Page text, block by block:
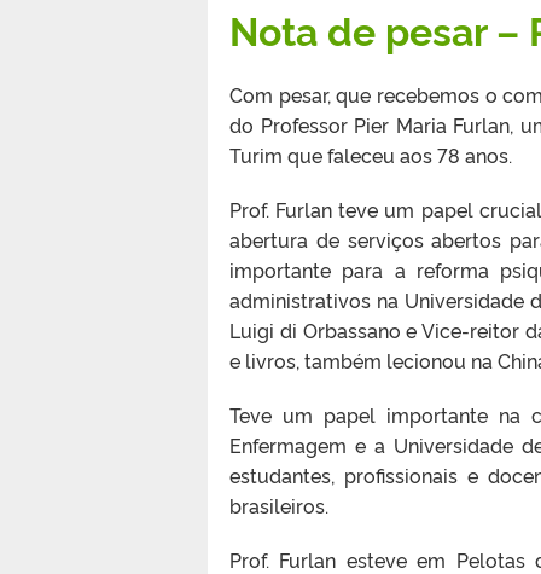
Nota de pesar –
Com pesar, que recebemos o
do Professor Pier Maria Furlan,
Turim que faleceu aos 78 anos.
Prof. Furlan teve um papel
abertura de serviços abertos
importante para a reforma
administrativos na Universidade
Luigi di Orbassano e Vice-reitor
e livros, também lecionou na
Teve um papel importante na
Enfermagem e a Universidade
estudantes, profissionais e
brasileiros.
Prof. Furlan esteve em